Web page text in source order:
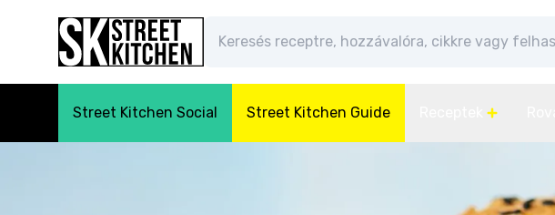
Street Kitchen Social Street Kitchen Guide